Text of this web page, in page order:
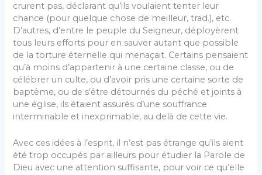
crurent pas, déclarant qu’ils voulaient tenter leur
chance (pour quelque chose de meilleur, trad.), etc.
D’autres, d’entre le peuple du Seigneur, déployèrent
tous leurs efforts pour en sauver autant que possible
de la torture éternelle qui menaçait. Certains pensaient
qu’à moins d’appartenir à une certaine classe, ou de
célébrer un culte, ou d’avoir pris une certaine sorte de
baptême, ou de s’être détournés du péché et joints à
une église, ils étaient assurés d’une souffrance
interminable et inexprimable, au delà de cette vie.
Avec ces idées à l’esprit, il n’est pas étrange qu’ils aient
été trop occupés par ailleurs pour étudier la Parole de
Dieu avec une attention suffisante, pour voir ce qu’elle